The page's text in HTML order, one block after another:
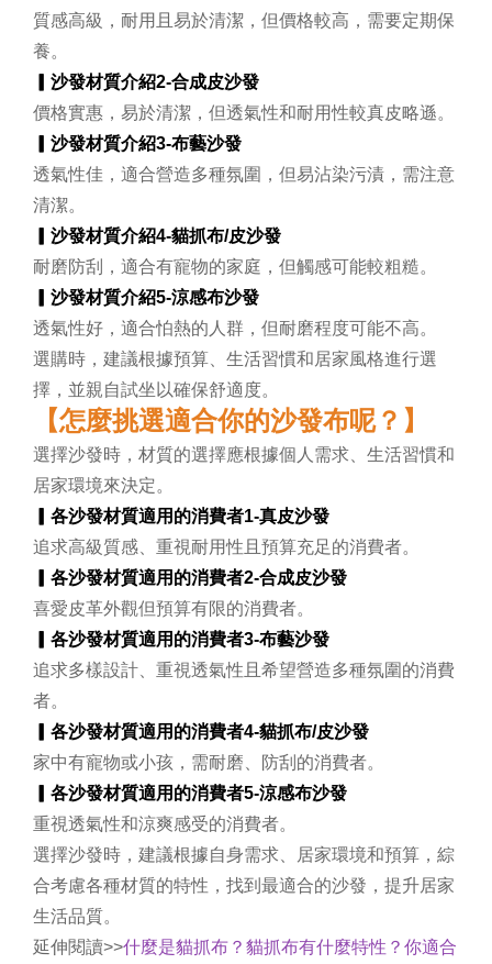
質感高級，耐用且易於清潔，但價格較高，需要定期保
養。
▎沙發材質介紹2-合成皮沙發
價格實惠，易於清潔，但透氣性和耐用性較真皮略遜。
▎沙發材質介紹3-布藝沙發
透氣性佳，適合營造多種氛圍，但易沾染污漬，需注意
清潔。
▎沙發材質介紹4-貓抓布/皮沙發
耐磨防刮，適合有寵物的家庭，但觸感可能較粗糙。
▎沙發材質介紹5-涼感布沙發
透氣性好，適合怕熱的人群，但耐磨程度可能不高。
選購時，建議根據預算、生活習慣和居家風格進行選
擇，並親自試坐以確保舒適度。
【怎麼挑選適合你的沙發布呢？】
選擇沙發時，材質的選擇應根據個人需求、生活習慣和
居家環境來決定。
▎各沙發材質適用的消費者1-真皮沙發
追求高級質感、重視耐用性且預算充足的消費者。
▎各沙發材質適用的消費者2-合成皮沙發
喜愛皮革外觀但預算有限的消費者。
▎各沙發材質適用的消費者3-布藝沙發
追求多樣設計、重視透氣性且希望營造多種氛圍的消費
者。
▎各沙發材質適用的消費者4-貓抓布/皮沙發
家中有寵物或小孩，需耐磨、防刮的消費者。
▎各沙發材質適用的消費者5-涼感布沙發
重視透氣性和涼爽感受的消費者。
選擇沙發時，建議根據自身需求、居家環境和預算，綜
合考慮各種材質的特性，找到最適合的沙發，提升居家
生活品質。
延伸閱讀>>什麼是貓抓布？貓抓布有什麼特性？你適合